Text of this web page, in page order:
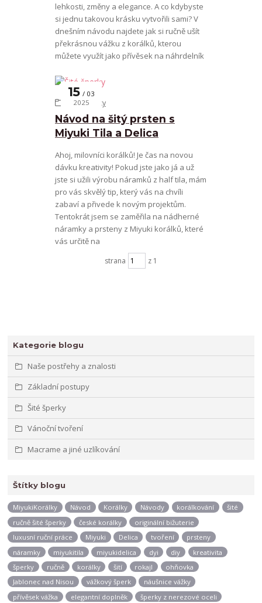
Kategorie blogu
Naše postřehy a znalosti
Základní postupy
Šité šperky
Vánoční tvoření
Macrame a jiné uzlíkování
Štítky blogu
MiyukiKorálky Návod Korálky Návody korálkování
šité
ručně šité šperky
české korálky
originální bižuterie
luxusní ruční práce
Miyuki Delica tvoření
prsteny
náramky
miyukitila miyukidelica dyi diy
kreativita
šperky
ručně korálky šití rokajl
ohňovka
Jablonec nad Nisou
vážkový šperk
náušnice vážky
přívěsek vážka
elegantní doplněk
šperky z nerezové oceli
lehkosti, změny a elegance. A co kdybyste
si jednu takovou krásku vytvořili sami? V
dnešním návodu najdete jak si ručně ušít
překrásnou vážku z korálků, kterou
můžete využít jako přívěsek na náhrdelník
Návod na šitý prsten s
Miyuki Tila a Delica
15
03
2025
Šité šperky
Ahoj, milovníci korálků! Je čas na novou
dávku kreativity! Pokud jste jako já a už
jste si užili výrobu náramků z half tila, mám
pro vás skvělý tip, který vás na chvíli
zabaví a přivede k novým projektům.
Tentokrát jsem se zaměřila na nádherné
náramky a prsteny z Miyuki korálků, které
vás určitě na
strana z 1